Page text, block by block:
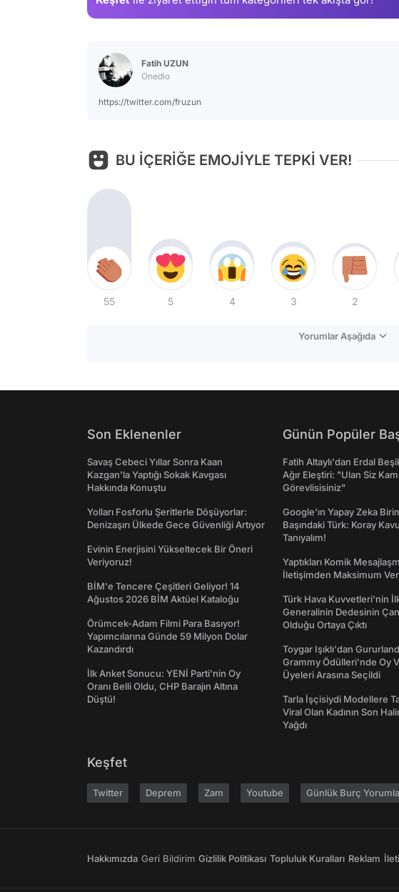
Fatih UZUN
Onedio
https://twitter.com/fruzun
BU İÇERİĞE EMOJİYLE TEPKİ VER!
55 5 4 3 2
Yorumlar Aşağıda
Son Eklenenler
Savaş Cebeci Yıllar Sonra Kaan
Kazgan'la Yaptığı Sokak Kavgası
Hakkında Konuştu
Yolları Fosforlu Şeritlerle Döşüyorlar:
Denizaşırı Ülkede Gece Güvenliği Artıyor
Evinin Enerjisini Yükseltecek Bir Öneri
Veriyoruz!
BİM'e Tencere Çeşitleri Geliyor! 14
Ağustos 2026 BİM Aktüel Kataloğu
Örümcek-Adam Filmi Para Basıyor!
Yapımcılarına Günde 59 Milyon Dolar
Kazandırdı
İlk Anket Sonucu: YENİ Parti'nin Oy
Oranı Belli Oldu, CHP Barajın Altına
Düştü!
Günün Popüler
Fatih Altaylı'dan Erdal
Ağır Eleştiri: "Ulan Siz
Görevlisisiniz"
Google'ın Yapay Zeka
Başındaki Türk: Koray
Tanıyalım!
Yaptıkları Komik
İletişimden Maksimum
Türk Hava Kuvvetleri'nin
Generalinin Dedesinin
Olduğu Ortaya Çıktı
Toygar Işıklı'dan
Grammy Ödülleri'nde Oy
Üyeleri Arasına Seçildi
Tarla İşçisiydi Modellere
Viral Olan Kadının Son
Yağdı
Keşfet
Twitter Deprem Zam Youtube Günlük Burç
Hakkımızda Geri Bildirim Gizlilik Politikası Topluluk Kuralları Reklam